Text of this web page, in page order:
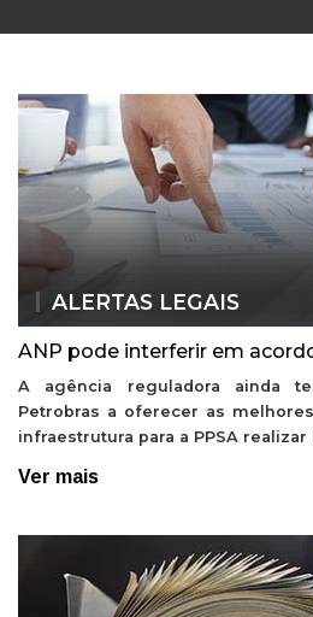
ALERTAS LEGAIS
ANP pode interferir em
A agência reguladora ainda
Petrobras a oferecer as
infraestrutura para a PPSA realizar
Ver mais